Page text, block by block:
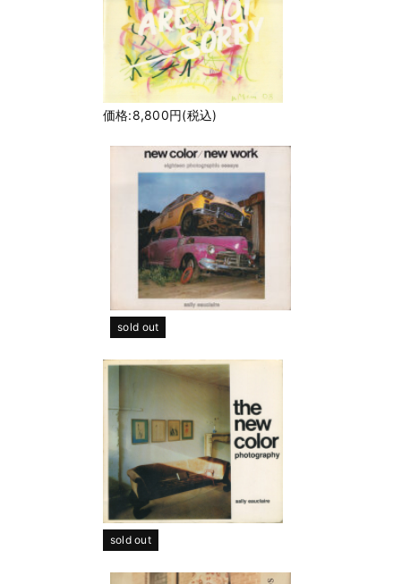
価格:8,800円(税込)
sold out
sold out